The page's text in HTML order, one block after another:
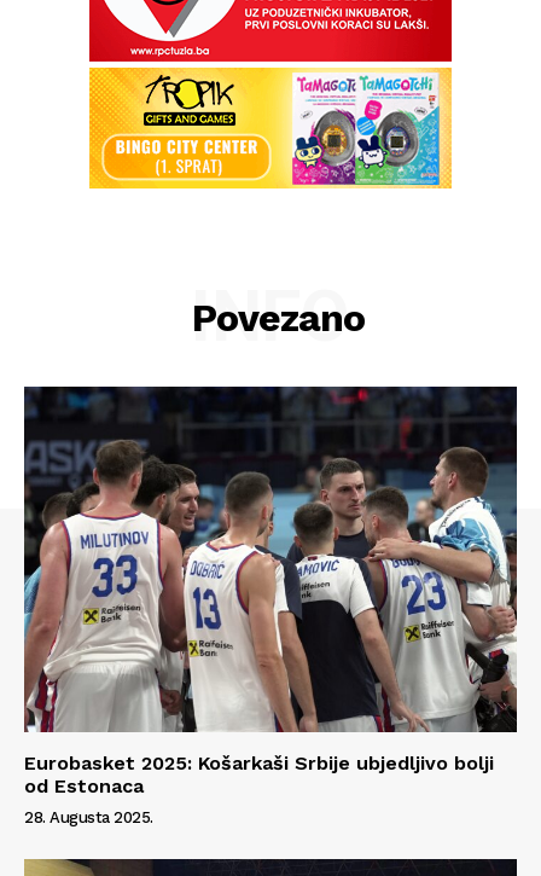
Povezano
INFO
Eurobasket 2025: Košarkaši Srbije ubjedljivo bolji
od Estonaca
28. Augusta 2025.